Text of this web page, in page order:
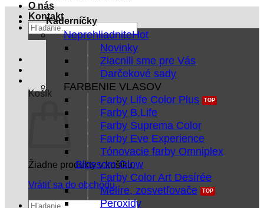
O nás
Kontakt
Hľadať:
Košík
Žiadne produkty v košíku.
Vrátiť sa do obchodu
Hľadať:
Kaderníčky
Neprehliadnite
Novinky
Zlacnili sme pre Vás
Darčekové sady
FARBENIE VLASOV
Farby Life Color Plus
Farby B.Life
Farby Suprema Color
Farby Eve Experience
Tónovacie farby Omniplex
Blossom Glow
Farby Color Art Desírée
Melíre, zosvetľovače
Peroxidy